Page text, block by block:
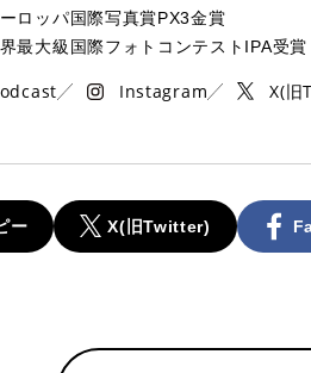
ロッパ国際写真賞PX3金賞
最大級国際フォトコンテストIPA受賞
Instagram X(
ー X(旧Twitter)